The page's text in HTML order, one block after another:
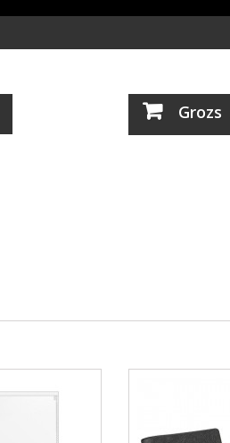
Grozs